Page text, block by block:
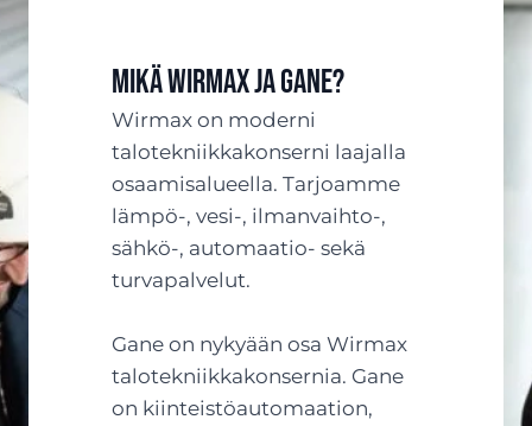
Mikä Wirmax ja Gane?
Wirmax on moderni
talotekniikkakonserni laajalla
osaamisalueella. Tarjoamme
lämpö-, vesi-, ilmanvaihto-,
sähkö-, automaatio- sekä
turvapalvelut.
Gane on nykyään osa Wirmax
talotekniikkakonsernia. Gane
on kiinteistöautomaation,